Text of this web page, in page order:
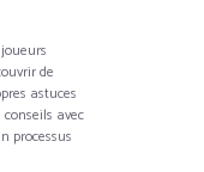
de
astuces
avec
processus